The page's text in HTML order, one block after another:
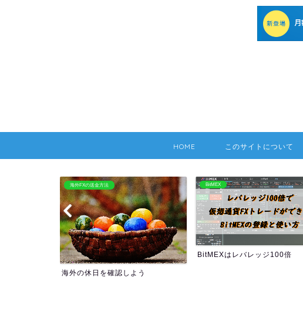
HOME このサイトについて
BitMEX
BitMEXはレバレッジ100倍
海外FX：Hotforex
HOTFOREXの情報まとめ